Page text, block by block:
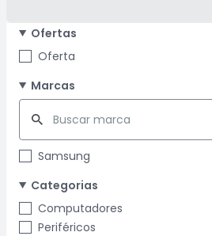
Ofertas
Oferta
Marcas
Samsung
Categorias
Computadores
Periféricos